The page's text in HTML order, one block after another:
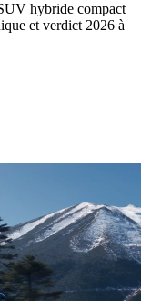
hybride compact
et verdict 2026 à